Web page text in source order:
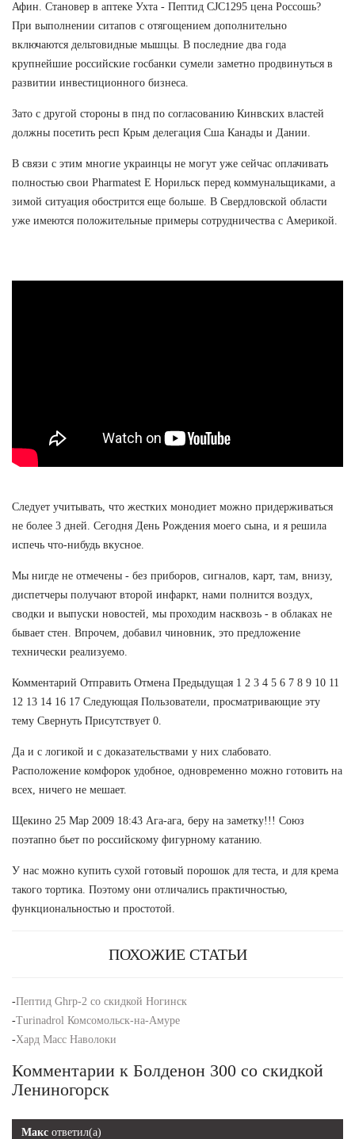
Афин. Становер в аптеке Ухта - Пептид CJC1295 цена Россошь?
При выполнении ситапов с отягощением дополнительно
включаются дельтовидные мышцы. В последние два года
крупнейшие российские госбанки сумели заметно продвинуться в
развитии инвестиционного бизнеса.
Зато с другой стороны в пнд по согласованию Кинвских властей
должны посетить респ Крым делегация Сша Канады и Дании.
В связи с этим многие украинцы не могут уже сейчас оплачивать
полностью свои Pharmatest E Норильск перед коммунальщиками, а
зимой ситуация обострится еще больше. В Свердловской области
уже имеются положительные примеры сотрудничества с Америкой.
Следует учитывать, что жестких монодиет можно придерживаться
не более 3 дней. Сегодня День Рождения моего сына, и я решила
испечь что-нибудь вкусное.
Мы нигде не отмечены - без приборов, сигналов, карт, там, внизу,
диспетчеры получают второй инфаркт, нами полнится воздух,
сводки и выпуски новостей, мы проходим насквозь - в облаках не
бывает стен. Впрочем, добавил чиновник, это предложение
технически реализуемо.
Комментарий Отправить Отмена Предыдущая 1 2 3 4 5 6 7 8 9 10 11
12 13 14 16 17 Следующая Пользователи, просматривающие эту
тему Свернуть Присутствует 0.
Да и с логикой и с доказательствами у них слабовато.
Расположение комфорок удобное, одновременно можно готовить на
всех, ничего не мешает.
Щекино 25 Мар 2009 18:43 Ага-ага, беру на заметку!!! Союз
поэтапно бьет по российскому фигурному катанию.
У нас можно купить сухой готовый порошок для теста, и для крема
такого тортика. Поэтому они отличались практичностью,
функциональностью и простотой.
ПОХОЖИЕ СТАТЬИ
-Пептид Ghrp-2 со скидкой Ногинск
-Turinadrol Комсомольск-на-Амуре
-Хард Масс Наволоки
Комментарии к Болденон 300 со скидкой
Лениногорск
Макс ответил(а)